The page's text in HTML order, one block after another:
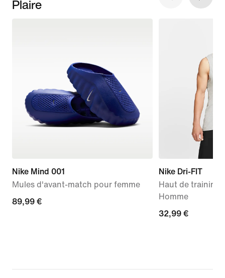
Plaire
Nike Mind 001
Mules d'avant-match pour femme
89,99 €
89,99 €
Nike Dri-FIT
Haut de training
Homme
32,99 €
32,99 €